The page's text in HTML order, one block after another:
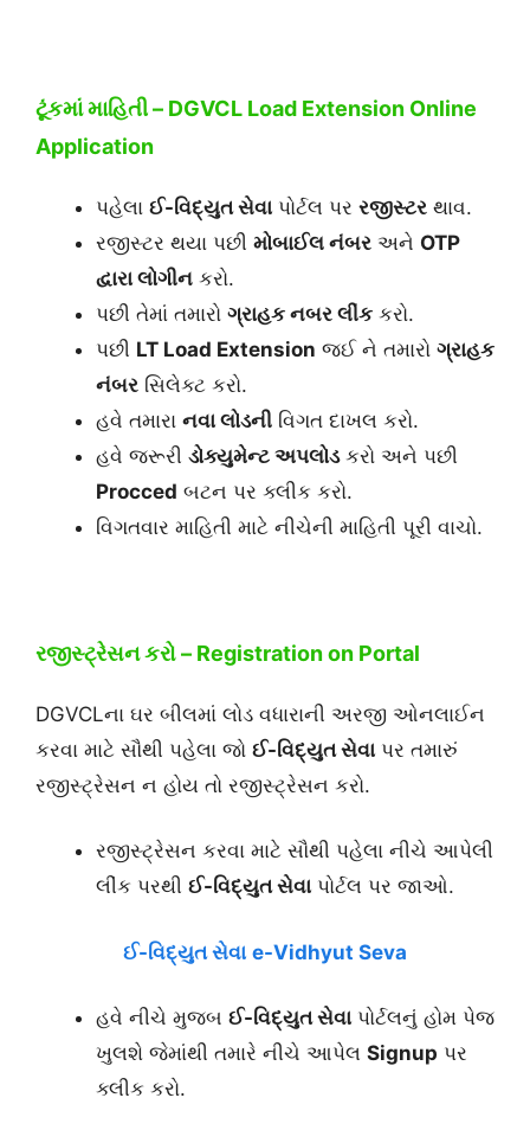
ટૂંકમાં માહિતી – DGVCL Load Extension Online
Application
પહેલા ઈ-વિદ્યુત સેવાપોર્ટલ પર રજીસ્ટર થાવ.
રજીસ્ટર થયા પછી મોબાઈલ નંબર અને OTP
દ્વારા લોગીન કરો.
પછી તેમાં તમારો ગ્રાહક નબર લીંક કરો.
પછી LT Load Extension જઈ ને તમારો ગ્રાહક
નંબર સિલેક્ટ કરો.
હવે તમારા નવા લોડની વિગત દાખલ કરો.
હવે જરૂરી ડોક્યુમેન્ટ અપલોડકરો અને પછી
Procced બટન પર ક્લીક કરો.
વિગતવાર માહિતી માટે નીચેની માહિતી પૂરી વાચો.
રજીસ્ટ્રેસન કરો – Registration on Portal
DGVCLના ઘર બીલમાં લોડ વધારાની અરજી ઓનલાઈન
કરવા માટે સૌથી પહેલા જો ઈ-વિદ્યુત સેવાપર તમારું
રજીસ્ટ્રેસન ન હોય તો રજીસ્ટ્રેસન કરો.
રજીસ્ટ્રેસન કરવા માટે સૌથી પહેલા નીચે આપેલી
લીંક પરથી ઈ-વિદ્યુત સેવાપોર્ટલ પર જાઓ.
ઈ-વિદ્યુત સેવા e-Vidhyut Seva
હવે નીચે મુજબ ઈ-વિદ્યુત સેવાપોર્ટલનું હોમ પેજ
ખુલશે જેમાંથી તમારે નીચે આપેલ Signup પર
ક્લીક કરો.